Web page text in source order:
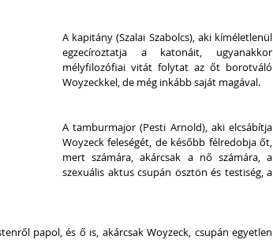
A kapitány (Szalai Szabolcs), aki kíméletlenül
egzecíroztatja a katonáit, ugyanakkor
mélyfilozófiai vitát folytat az őt borotváló
Woyzeckkel, de még inkább saját magával.
A tamburmajor (Pesti Arnold), aki elcsábítja
Woyzeck feleségét, de később félredobja őt,
mert számára, akárcsak a nő számára, a
szexuális aktus csupán ösztön és testiség, a
papol, és ő is, akárcsak Woyzeck, csupán egyetlen